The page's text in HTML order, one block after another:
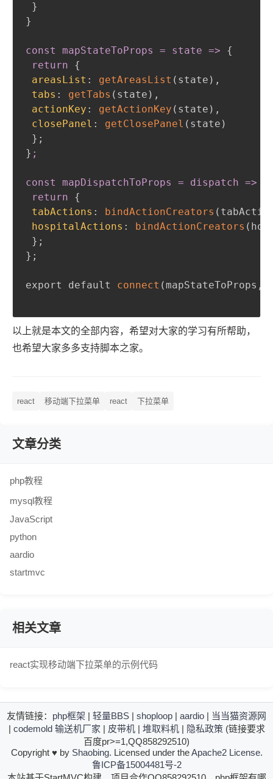
}
}
const mapStateToProps = state =>
{
return
{
areasList : getAreasList ( state ) ,
tabs : getTabs ( state ) ,
actionKey : getActionKey ( state ) ,
closePanel : getClosePanel ( state )
} ;
} ;
const mapDispatchToProps = dispatch =>
return
{
tabActions : bindActionCreators (
hospitalActions : bindActionCreators (
} ;
} ;
export default connect ( mapStateToProps ,
以上就是本文的全部内容，希望对大家的学习有所帮助，
也希望大家多多支持脚本之家。
react 移动端下拉菜单 react 下拉菜单
文章分类
php教程
mysql教程
JavaScript
python
aardio
startmvc
相关文章
react实现移动端下拉菜单的示例代码
友情链接： php框架 | 轻量BBS | shoploop | aardio | 当当猫资源网
| codemold 输送机厂家 | 皮带机| 堆取料机| 隐私政策 (链接要求
百度pr>=1,QQ858292510)
Copyright ♥ by Shaobing. Licensed under theApache2 License.
鲁ICP备15004481号-2